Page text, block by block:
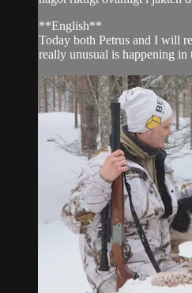
**English**
Today both Petrus and I will
really unusual is happening in